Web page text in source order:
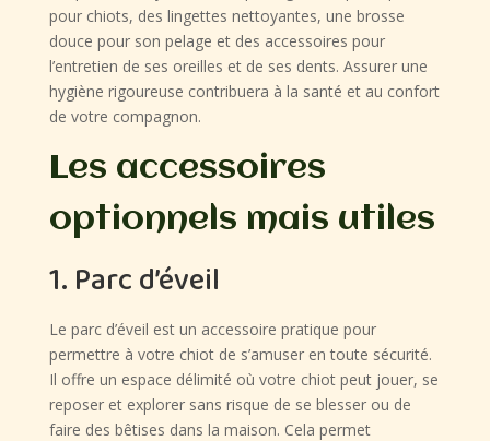
pour chiots, des lingettes nettoyantes, une brosse
douce pour son pelage et des accessoires pour
l’entretien de ses oreilles et de ses dents. Assurer une
hygiène rigoureuse contribuera à la santé et au confort
de votre compagnon.
Les accessoires
optionnels mais utiles
1. Parc d’éveil
Le parc d’éveil est un accessoire pratique pour
permettre à votre chiot de s’amuser en toute sécurité.
Il offre un espace délimité où votre chiot peut jouer, se
reposer et explorer sans risque de se blesser ou de
faire des bêtises dans la maison. Cela permet